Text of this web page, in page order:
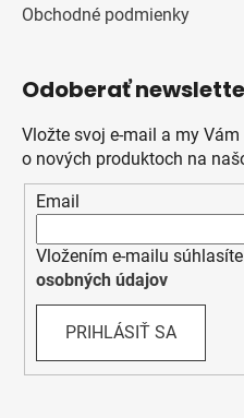
Obchodné podmienky
Odoberať
Vložte svoj e-mail a my
o nových produktoch na
Email
Vložením e-mailu
osobných údajov
PRIHLÁSIŤ SA